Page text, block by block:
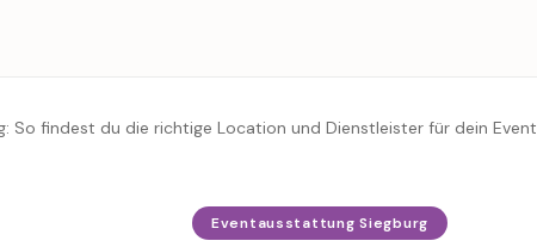
So findest du die richtige Location und Dienstleister für dein Event
Eventausstattung Siegburg